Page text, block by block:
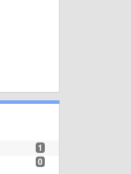
1
0